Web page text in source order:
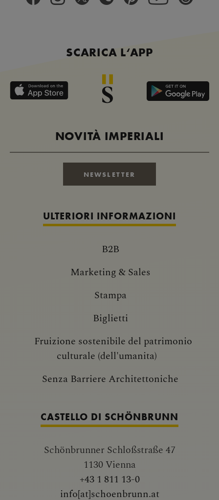
SCARICA L‘APP
NOVITÀ IMPERIALI
NEWSLETTER
ULTERIORI INFORMAZIONI
B2B
Marketing & Sales
Stampa
Biglietti
Fruizione sostenibile del patrimonio
culturale (dell'umanita)
Senza Barriere Architettoniche
CASTELLO DI SCHÖNBRUNN
Schönbrunner Schloßstraße 47
1130 Vienna
+43 1 811 13-0
info[at]schoenbrunn.at